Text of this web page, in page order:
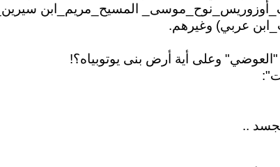
المسيح_مريم_ابن سيرين_
عربي) وغيرهم.
وعلى أية أرض بنى يوتوبياه؟!
..